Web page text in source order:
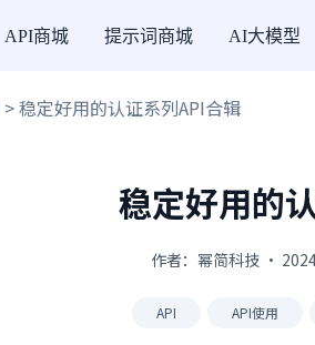
API商城 提示词商城 AI大模型
> 稳定好用的认证系列API合辑
稳定好用的
作者：幂简科技 ·
API API使用